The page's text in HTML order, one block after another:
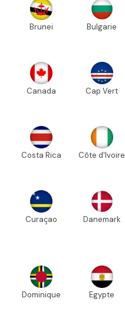
Brunei Bulgarie
Canada Cap Vert
Costa Rica Côte d'Ivoire
Curaçao Danemark
Dominique Egypte